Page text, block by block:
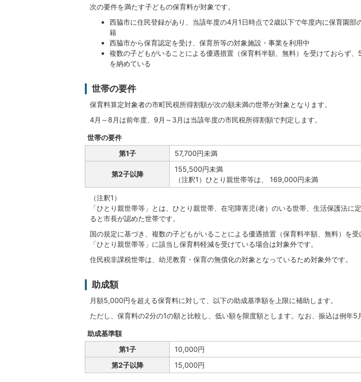
次の要件を満たす子どもの保育料が対象です。
西脇市に住民登録があり、当該年度の4月1日時点で2歳以下で年度内に保育園部
籍
西脇市から保育認定を受け、保育所等の対象施設・事業を利用中
複数の子どもがいることによる優遇措置（保育料半額、無料）を受けておらず
を納めている
世帯の要件
保育料算定対象者の市町民税所得割額が次の額未満の世帯が対象となります。
4月～8月は前年度、9月～3月は当該年度の市民税所得割額で判定します。
世帯の要件
第1子
57,700円未満
第2子以降
155,500円未満
（注釈1）ひとり親世帯等は、 169,000円未満
（注釈1）
「ひとり親世帯等」とは、ひとり親世帯、在宅障害児(者）のいる世帯、生活保護法に
ると市長が認めた世帯です。
国の規定に基づき、複数の子どもがいることによる優遇措置（保育料半額、無料）を
「ひとり親世帯等」に該当し保育料軽減を受けている場合は対象外です。
住民税非課税世帯は、幼児教育・保育の無償化の対象となっているため対象外です。
助成額
月額5,000円を超える保育料に対して、以下の助成基準額を上限に補助します。
ただし、保育料の2分の1の額と比較し、低い額を限度額とします。なお、振込は例年5
助成基準額
第1子
10,000円
第2子以降
15,000円